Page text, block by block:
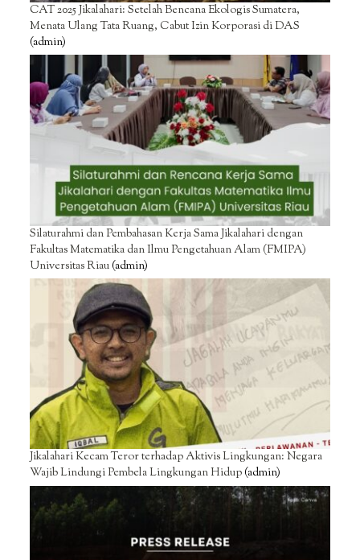
CAT 2025 Jikalahari: Setelah Bencana Ekologis Sumatera,
Menata Ulang Tata Ruang, Cabut Izin Korporasi di DAS
(admin)
Silaturahmi dan Pembahasan Kerja Sama Jikalahari dengan
Fakultas Matematika dan Ilmu Pengetahuan Alam (FMIPA)
Universitas Riau(admin)
Jikalahari Kecam Teror terhadap Aktivis Lingkungan: Negara
Wajib Lindungi Pembela Lingkungan Hidup(admin)